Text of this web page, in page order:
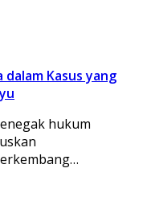
dalam Kasus yang
hukum